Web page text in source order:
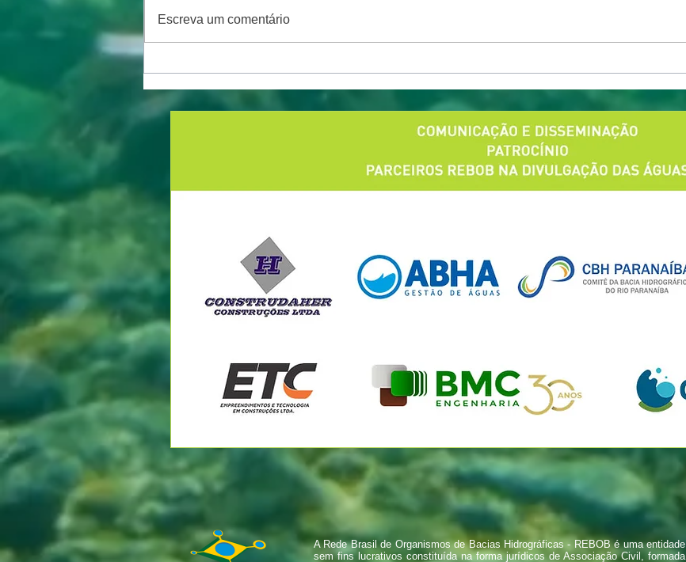
Escreva um comentário
A Rede Brasil de Organismos de Bacias Hidrográficas - REBOB é uma entidade
sem fins lucrativos constituída na forma jurídicos de Associação Civil, formada